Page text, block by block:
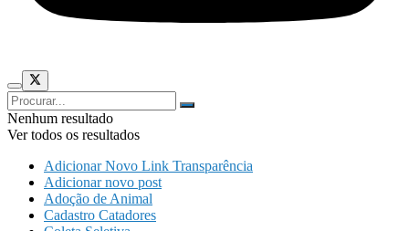
Nenhum resultado
Ver todos os resultados
Adicionar Novo Link Transparência
Adicionar novo post
Adoção de Animal
Cadastro Catadores